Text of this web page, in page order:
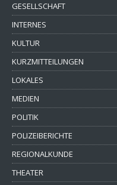
GESELLSCHAFT
INTERNES
KULTUR
KURZMITTEILUNGEN
LOKALES
MEDIEN
POLITIK
POLIZEIBERICHTE
REGIONALKUNDE
THEATER